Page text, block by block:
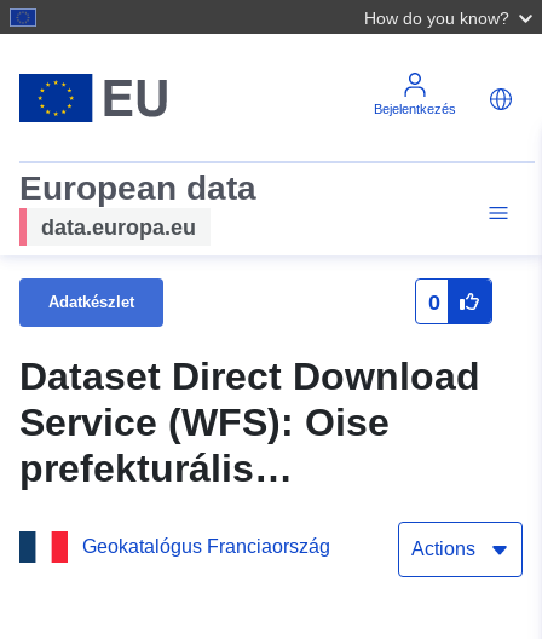
How do you know?
Bejelentkezés
European data
data.europa.eu
Adatkészlet 0
Dataset Direct Download
Service (WFS): Oise
prefekturális
arrondissements (60)
Geokatalógus Franciaország Actions